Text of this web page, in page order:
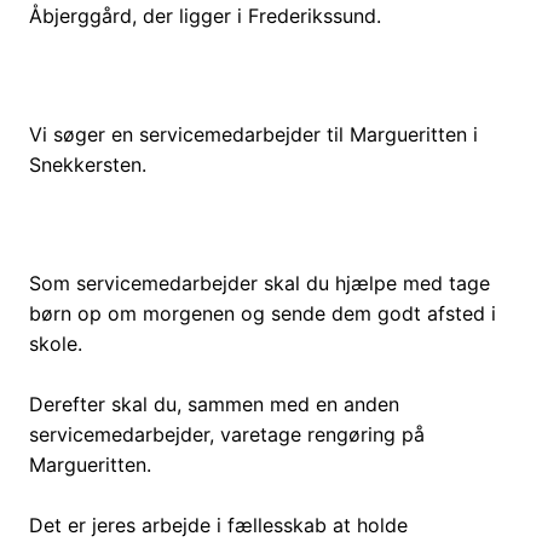
Åbjerggård, der ligger i Frederikssund.
Vi søger en servicemedarbejder til Margueritten i
Snekkersten.
Som servicemedarbejder skal du hjælpe med tage
børn op om morgenen og sende dem godt afsted i
skole.
Derefter skal du, sammen med en anden
servicemedarbejder, varetage rengøring på
Margueritten.
Det er jeres arbejde i fællesskab at holde